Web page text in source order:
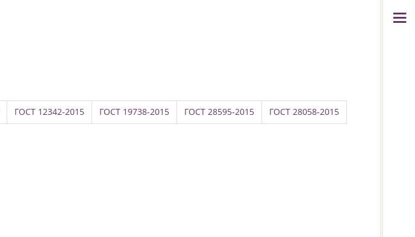
ГОСТ 12342-2015 ГОСТ 19738-2015 ГОСТ 28595-2015 ГОСТ 28058-2015